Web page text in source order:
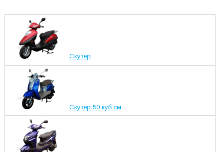
Скутер
Скутер 50 куб.см